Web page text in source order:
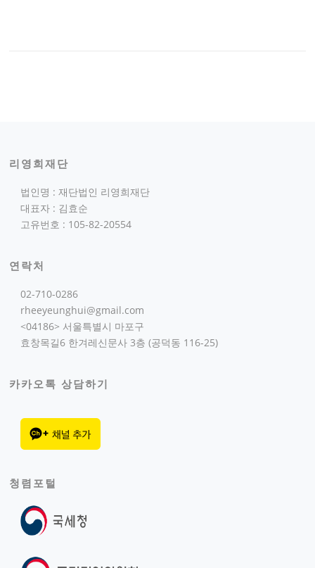
리영희재단
법인명 : 재단법인 리영희재단
대표자 : 김효순
고유번호 : 105-82-20554
연락처
02-710-0286
rheeyeunghui@gmail.com
<04186> 서울특별시 마포구
효창목길6 한겨레신문사 3층 (공덕동 116-25)
카카오톡 상담하기
청렴포털